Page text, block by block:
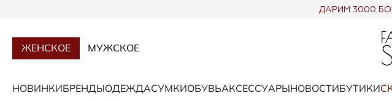
ДАРИМ 3000
ЖЕНСКОЕ МУЖСКОЕ
НОВИНКИБРЕНДЫОДЕЖДАСУМКИОБУВЬАКСЕССУАРЫНОВОСТИБУТИКИ